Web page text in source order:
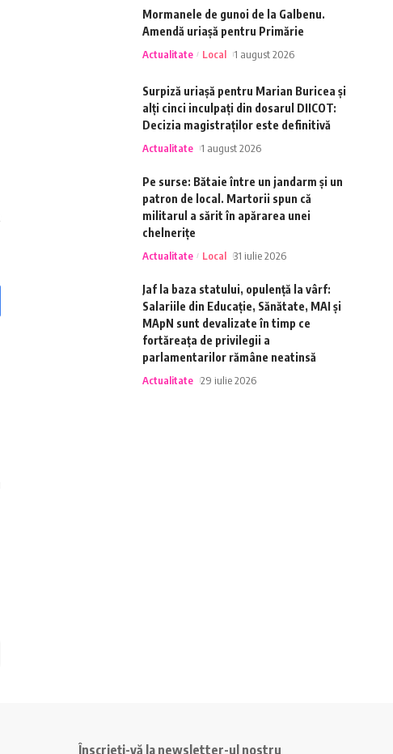
Mormanele de gunoi de la Galbenu.
Amendă uriașă pentru Primărie
Actualitate Local 1 august 2026
Surpiză uriașă pentru Marian Buricea și
alți cinci inculpați din dosarul DIICOT:
Decizia magistraților este definitivă
Actualitate 1 august 2026
Pe surse: Bătaie între un jandarm și un
patron de local. Martorii spun că
militarul a sărit în apărarea unei
chelnerițe
Actualitate Local 31 iulie 2026
Jaf la baza statului, opulență la vârf:
Salariile din Educație, Sănătate, MAI și
MApN sunt devalizate în timp ce
fortăreața de privilegii a
parlamentarilor rămâne neatinsă
Actualitate 29 iulie 2026
Înscrieți-vă la newsletter-ul nostru